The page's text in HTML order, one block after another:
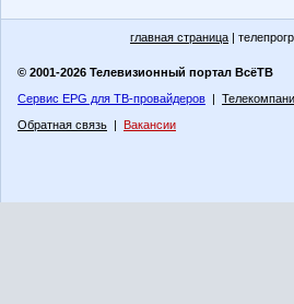
главная страница |
© 2001-2026 Телевизионный портал ВсёТВ
Сервис EPG для ТВ-провайдеров |
Обратная связь | Вакансии